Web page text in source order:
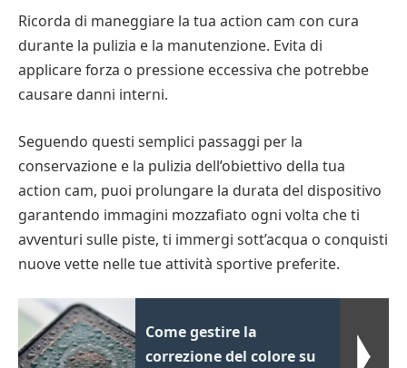
Ricorda di maneggiare la tua action cam con cura
durante la pulizia e la manutenzione. Evita di
applicare forza o pressione eccessiva che potrebbe
causare danni interni.
Seguendo questi semplici passaggi per la
conservazione e la pulizia dell’obiettivo della tua
action cam, puoi prolungare la durata del dispositivo
garantendo immagini mozzafiato ogni volta che ti
avventuri sulle piste, ti immergi sott’acqua o conquisti
nuove vette nelle tue attività sportive preferite.
Come gestire la
correzione del colore su